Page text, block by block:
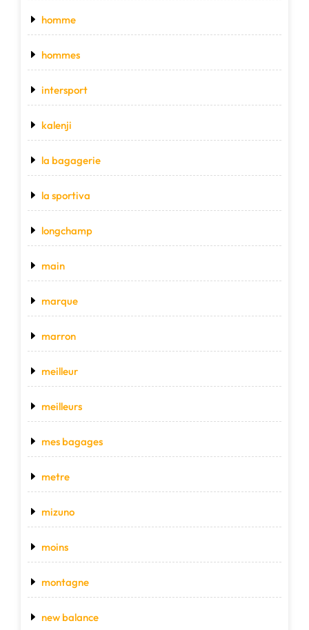
homme
hommes
intersport
kalenji
la bagagerie
la sportiva
longchamp
main
marque
marron
meilleur
meilleurs
mes bagages
metre
mizuno
moins
montagne
new balance